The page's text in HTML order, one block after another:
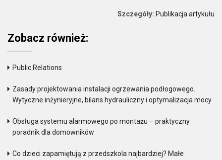
Szczegóły: Publikacja artykułu
Zobacz również:
Public Relations
Zasady projektowania instalacji ogrzewania podłogowego.
Wytyczne inżynieryjne, bilans hydrauliczny i optymalizacja mocy
Obsługa systemu alarmowego po montażu – praktyczny
poradnik dla domowników
Co dzieci zapamiętują z przedszkola najbardziej? Małe